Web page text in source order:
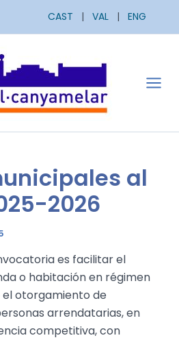
CAST | VAL | ENG
al
2026
es facilitar el
o habitación en régimen
otorgamiento de
arrendatarias, en
competitiva, con